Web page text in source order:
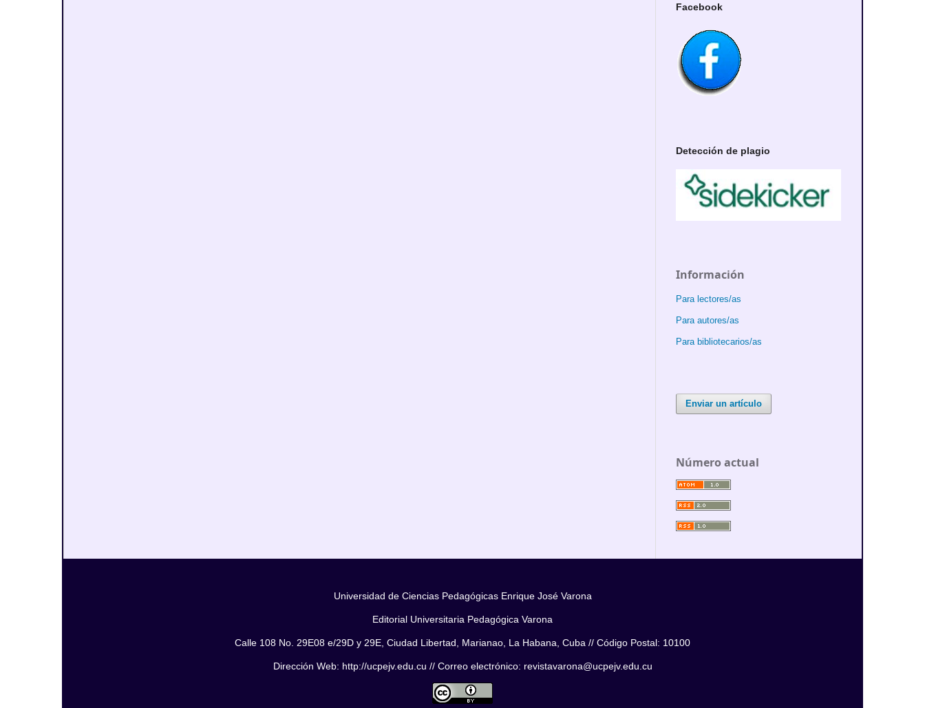
Facebook
Detección de plagio
Información
Para lectores/as
Para autores/as
Para bibliotecarios/as
Enviar un artículo
Número actual
Universidad de Ciencias Pedagógicas Enrique José Varona
Editorial Universitaria Pedagógica Varona
Calle 108 No. 29E08 e/29D y 29E, Ciudad Libertad, Marianao, La Habana, Cuba // Código Postal: 10100
Dirección Web: http://ucpejv.edu.cu // Correo electrónico: revistavarona@ucpejv.edu.cu